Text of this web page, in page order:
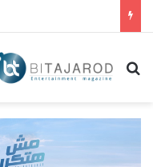
بحث عن